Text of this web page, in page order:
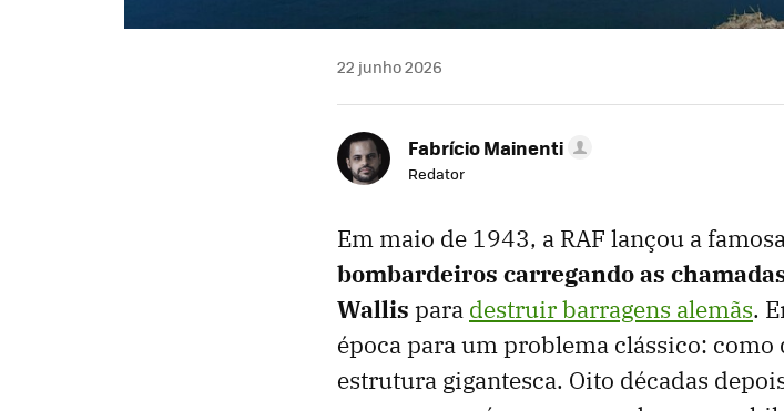
22 junho 2026
Fabrício Mainenti
Redator
Em maio de 1943, a RAF lançou a
bombardeiros carregando as
Wallis para destruir barragens alemãs.
época para um problema clássico:
estrutura gigantesca. Oito décadas